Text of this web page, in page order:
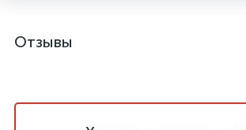
Отзывы